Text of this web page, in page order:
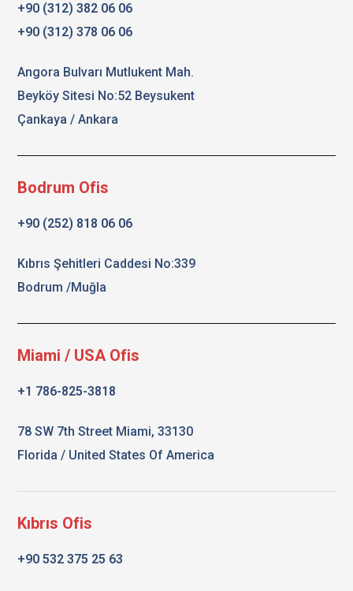
+90 (312) 382 06 06
+90 (312) 378 06 06
Angora Bulvarı Mutlukent Mah.
Beyköy Sitesi No:52 Beysukent
Çankaya / Ankara
Bodrum Ofis
+90 (252) 818 06 06
Kıbrıs Şehitleri Caddesi No:339
Bodrum /Muğla
Miami / USA Ofis
+1 786-825-3818
78 SW 7th Street Miami, 33130
Florida / United States Of America
Kıbrıs Ofis
+90 532 375 25 63